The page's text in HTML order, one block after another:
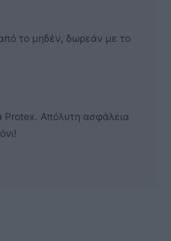
το μηδέν, δωρεάν με το
Protex. Απόλυτη ασφάλεια